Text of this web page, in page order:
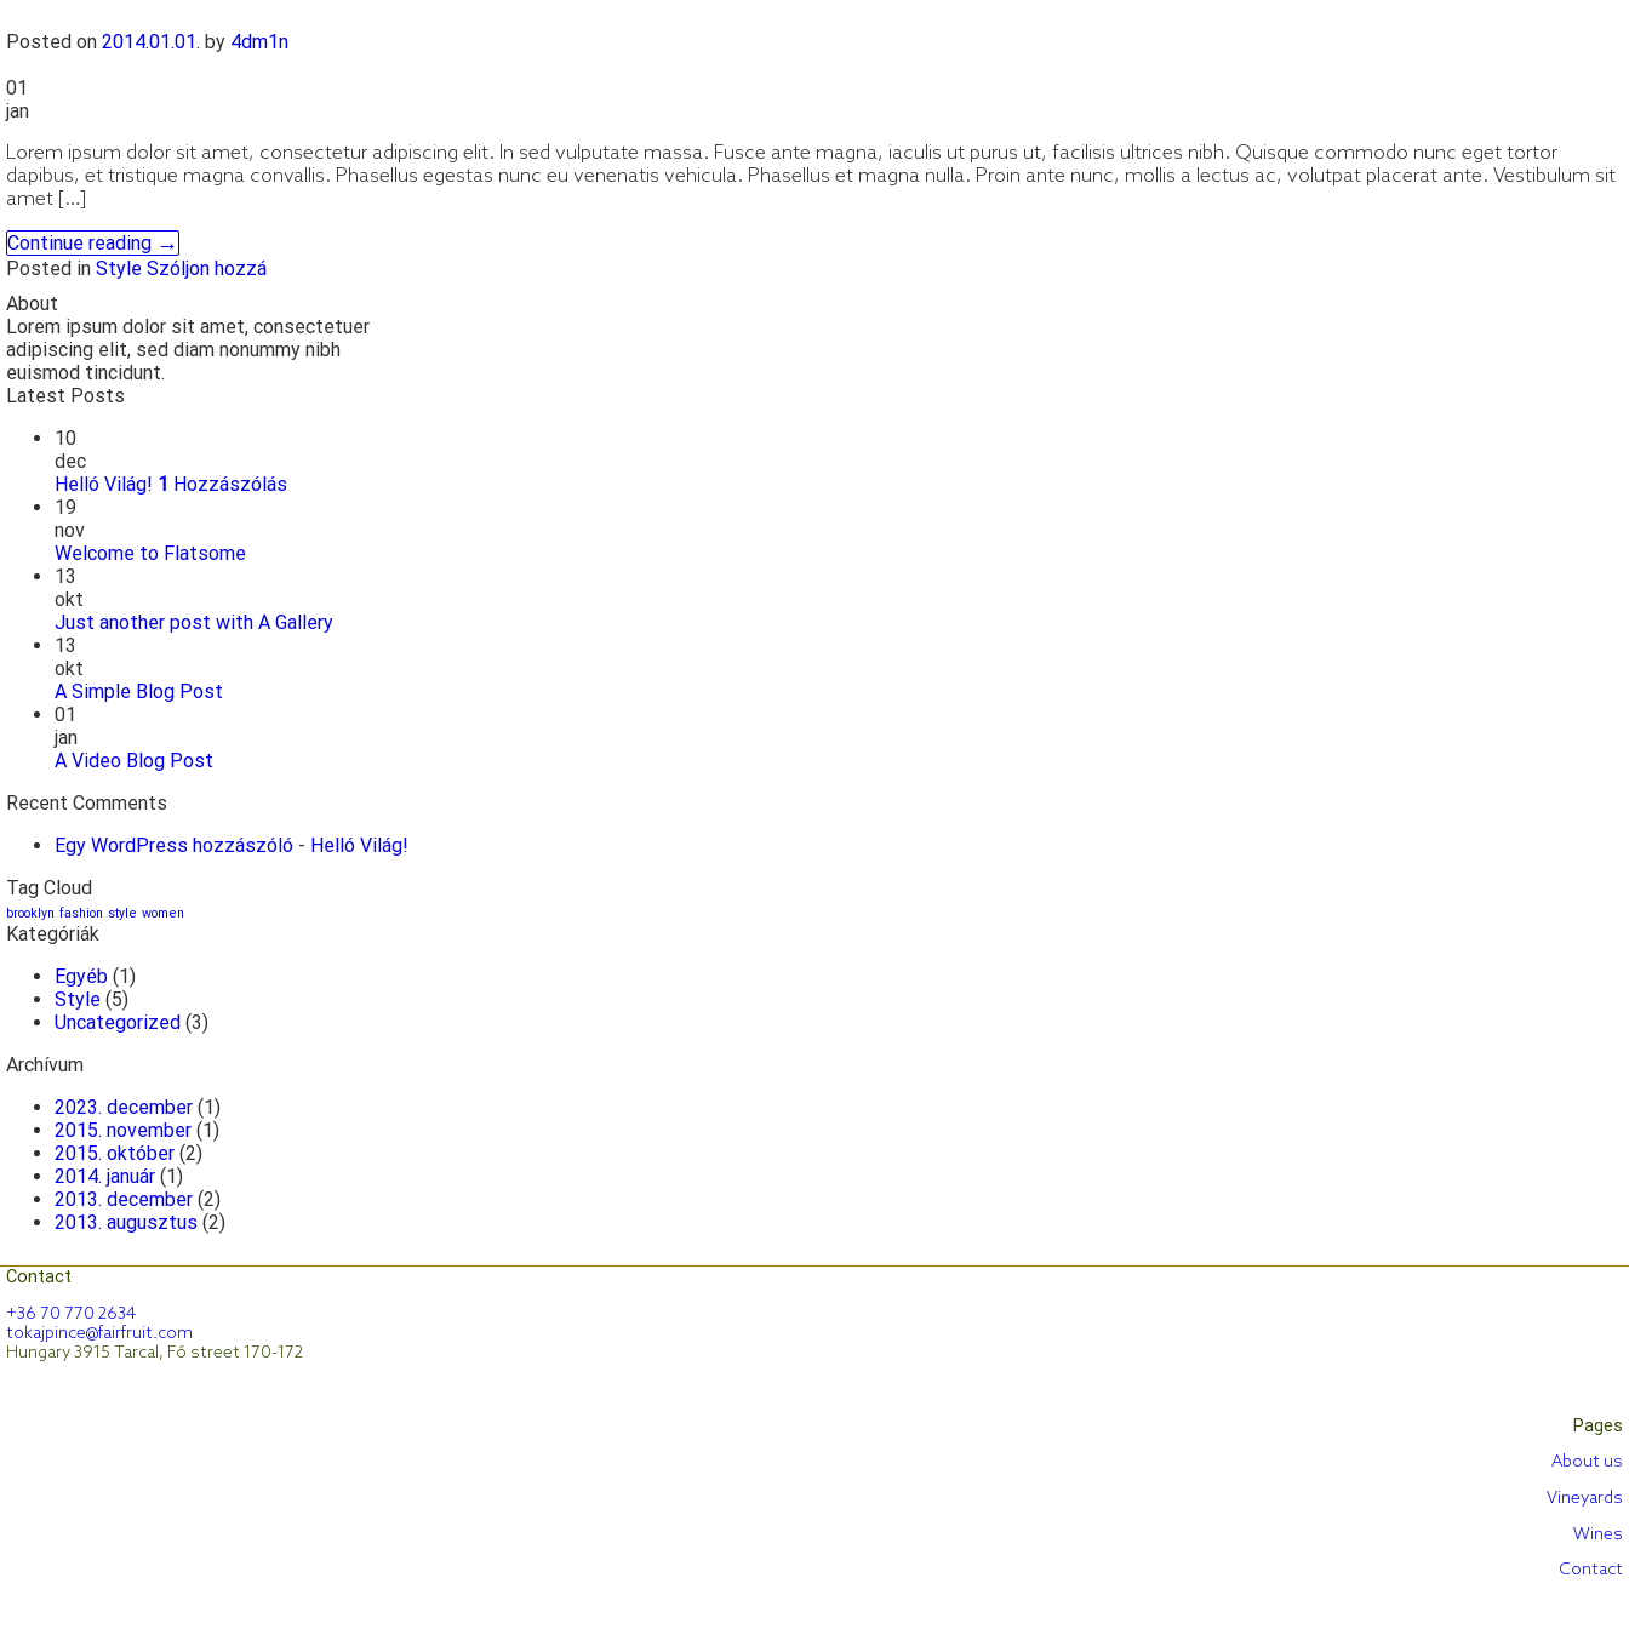
Posted on 2014.01.01. by 4dm1n
01
jan
Lorem ipsum dolor sit amet, consectetur adipiscing elit. In sed vulputate massa. Fusce ante magna, iaculis ut purus ut, facilisis ultrices nibh. Quisque commodo nunc eget tortor
dapibus, et tristique magna convallis. Phasellus egestas nunc eu venenatis vehicula. Phasellus et magna nulla. Proin ante nunc, mollis a lectus ac, volutpat placerat ante. Vestibulum sit
amet […]
Continue reading →
Posted in Style Szóljon hozzá
About
Lorem ipsum dolor sit amet, consectetuer
adipiscing elit, sed diam nonummy nibh
euismod tincidunt.
Latest Posts
10
dec
Helló Világ! 1 Hozzászólás
19
nov
Welcome to Flatsome
13
okt
Just another post with A Gallery
13
okt
A Simple Blog Post
01
jan
A Video Blog Post
Recent Comments
Egy WordPress hozzászóló - Helló Világ!
Tag Cloud
brooklyn fashion style women
Kategóriák
Egyéb (1)
Style (5)
Uncategorized (3)
Archívum
2023. december (1)
2015. november (1)
2015. október (2)
2014. január (1)
2013. december (2)
2013. augusztus (2)
Contact
+36 70 770 2634
tokajpince@fairfruit.com
Hungary 3915 Tarcal, Fő street 170-172
Pages
About us
Vineyards
Wines
Contact